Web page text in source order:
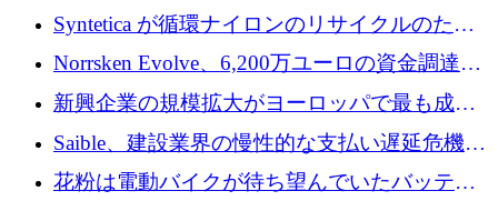
して140万ドルを確保
Syntetica が循環ナイロンのリサイクルのため
にシリーズ A で 3,000 万ドルを調達
Norrsken Evolve、6,200万ユーロの資金調達
後、アムステルダムに根を張る
新興企業の規模拡大がヨーロッパで最も成功
した創業者を生み出す、アントラー氏が発見
Saible、建設業界の慢性的な支払い遅延危機に
対処するために 290 万ポンドを調達
花粉は電動バイクが待ち望んでいたバッテリ